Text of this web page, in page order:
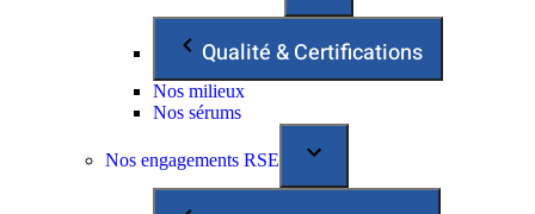
Qualité & Certifications
Nos milieux
Nos sérums
Nos engagements RSE